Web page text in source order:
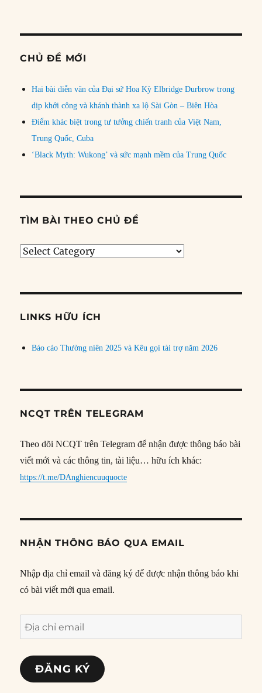
CHỦ ĐỀ MỚI
Hai bài diễn văn của Đại sứ Hoa Kỳ Elbridge Durbrow trong
dịp khởi công và khánh thành xa lộ Sài Gòn – Biên Hòa
Điểm khác biệt trong tư tưởng chiến tranh của Việt Nam,
Trung Quốc, Cuba
‘Black Myth: Wukong’ và sức mạnh mềm của Trung Quốc
TÌM BÀI THEO CHỦ ĐỀ
Tìm
đề
LINKS HỮU ÍCH
Báo cáo Thường niên 2025 và Kêu gọi tài trợ năm 2026
NCQT TRÊN TELEGRAM
Theo dõi NCQT trên Telegram để nhận được thông báo bài
viết mới và các thông tin, tài liệu… hữu ích khác:
https://t.me/DAnghiencuuquocte
NHẬN THÔNG BÁO QUA EMAIL
Nhập địa chỉ email và đăng ký để được nhận thông báo khi
có bài viết mới qua email.
Địa
chỉ
email
ĐĂNG KÝ